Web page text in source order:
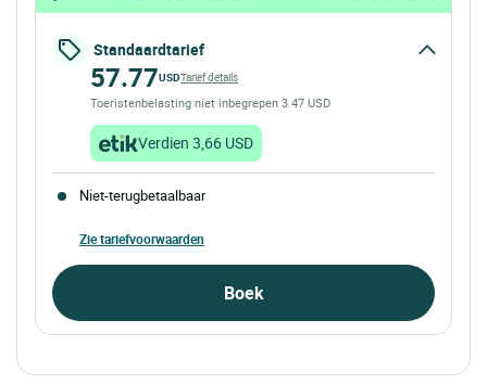
Standaardtarief
57.77USDTarief details
Toeristenbelasting niet inbegrepen 3.47 USD
Verdien 3,66 USD
Niet-terugbetaalbaar
Zie tariefvoorwaarden
Boek